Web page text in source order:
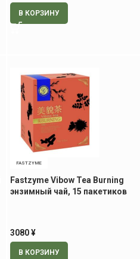
В КОРЗИНУ
FASTZYME
Fastzyme Vibow Tea Burning
энзимный чай, 15 пакетиков
3080¥
В КОРЗИНУ